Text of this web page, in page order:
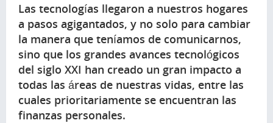
Las tecnologías llegaron a nuestros hogares
a pasos agigantados, y no solo para cambiar
la manera que teníamos de comunicarnos,
sino que los grandes avances tecnológicos
del siglo XXI han creado un gran impacto a
todas las áreas de nuestras vidas, entre las
cuales prioritariamente se encuentran las
finanzas personales.